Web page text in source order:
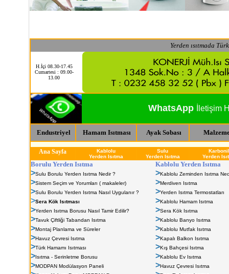
Yerden ısıtmada
H.İçi 08.30-17.45
Cumartesi : 09.00-
13.00
WhatsApp İletişim
Endustriyel Hamam Isıtması Ayak Sobası
Ana Sayfa
Kablolu
Yerden Isıtma
Sulu
Yerden Isıtma
Yerden
Borulu Yerden Isıtma
>Sulu Borulu Yerden Isıtma Nedir ?
>Sistem Seçim ve Yorumları ( makaleler)
>Sulu Borulu Yerden Isıtma Nasıl Uygulanır ?
>Sera Kök Isıtması
>Yerden Isıtma Borusu Nasıl Tamir Edilir?
>Tavuk Çiftliği Tabandan Isıtma
>Montaj Planlama ve Süreler
>Havuz Çevresi Isıtma
>Türk Hamamı Isıtması
>Isıtma - Serinletme Borusu
>MODPAN Modülasyon Paneli
Kablolu Yerden Isıtma
>Kablolu Zeminden Isıtma
>Merdiven Isıtma
>Yerden Isıtma Termostatları
>Kablolu Hamam Isıtma
>Sera Kök Isıtma
>Kablolu Banyo Isıtma
>Kablolu Mutfak Isıtma
>Kapalı Balkon Isıtma
>Kış Bahçesi Isıtma
>Kablolu Ev Isıtma
>Havuz Çevresi Isıtma